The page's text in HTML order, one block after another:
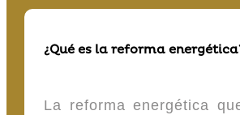
¿Qué es la reforma
La reforma energética